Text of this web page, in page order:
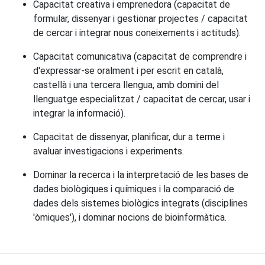
Capacitat creativa i emprenedora (capacitat de
formular, dissenyar i gestionar projectes / capacitat
de cercar i integrar nous coneixements i actituds).
Capacitat comunicativa (capacitat de comprendre i
d'expressar-se oralment i per escrit en català,
castellà i una tercera llengua, amb domini del
llenguatge especialitzat / capacitat de cercar, usar i
integrar la informació).
Capacitat de dissenyar, planificar, dur a terme i
avaluar investigacions i experiments.
Dominar la recerca i la interpretació de les bases de
dades biològiques i químiques i la comparació de
dades dels sistemes biològics integrats (disciplines
'òmiques'), i dominar nocions de bioinformàtica.